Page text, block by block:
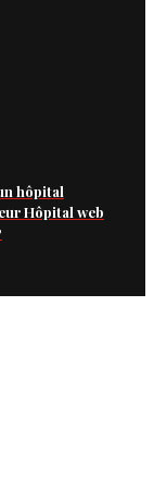
hôpital
Hôpital web